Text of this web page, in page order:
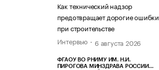
Как технический надзор
предотвращает дорогие ошибки
при строительстве
Интервью
6 августа 2026
ФГАОУ ВО РНИМУ ИМ. Н.И.
ПИРОГОВА МИНЗДРАВА РОССИИ